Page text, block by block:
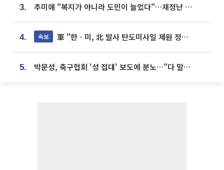
3. 추미애 "복지가 아니라 도민이 늘었다"…재정난 책임론 정면돌파
4. 속보 軍 "한ㆍ미, 北 발사 탄도미사일 제원 정밀분석 중"
5. 박문성, 축구협회 '성 접대' 보도에 분노…"다 말아먹으려고 작정했나"